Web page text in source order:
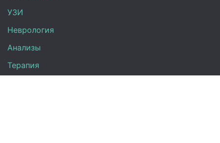
УЗИ
Неврология
Анализы
Терапия